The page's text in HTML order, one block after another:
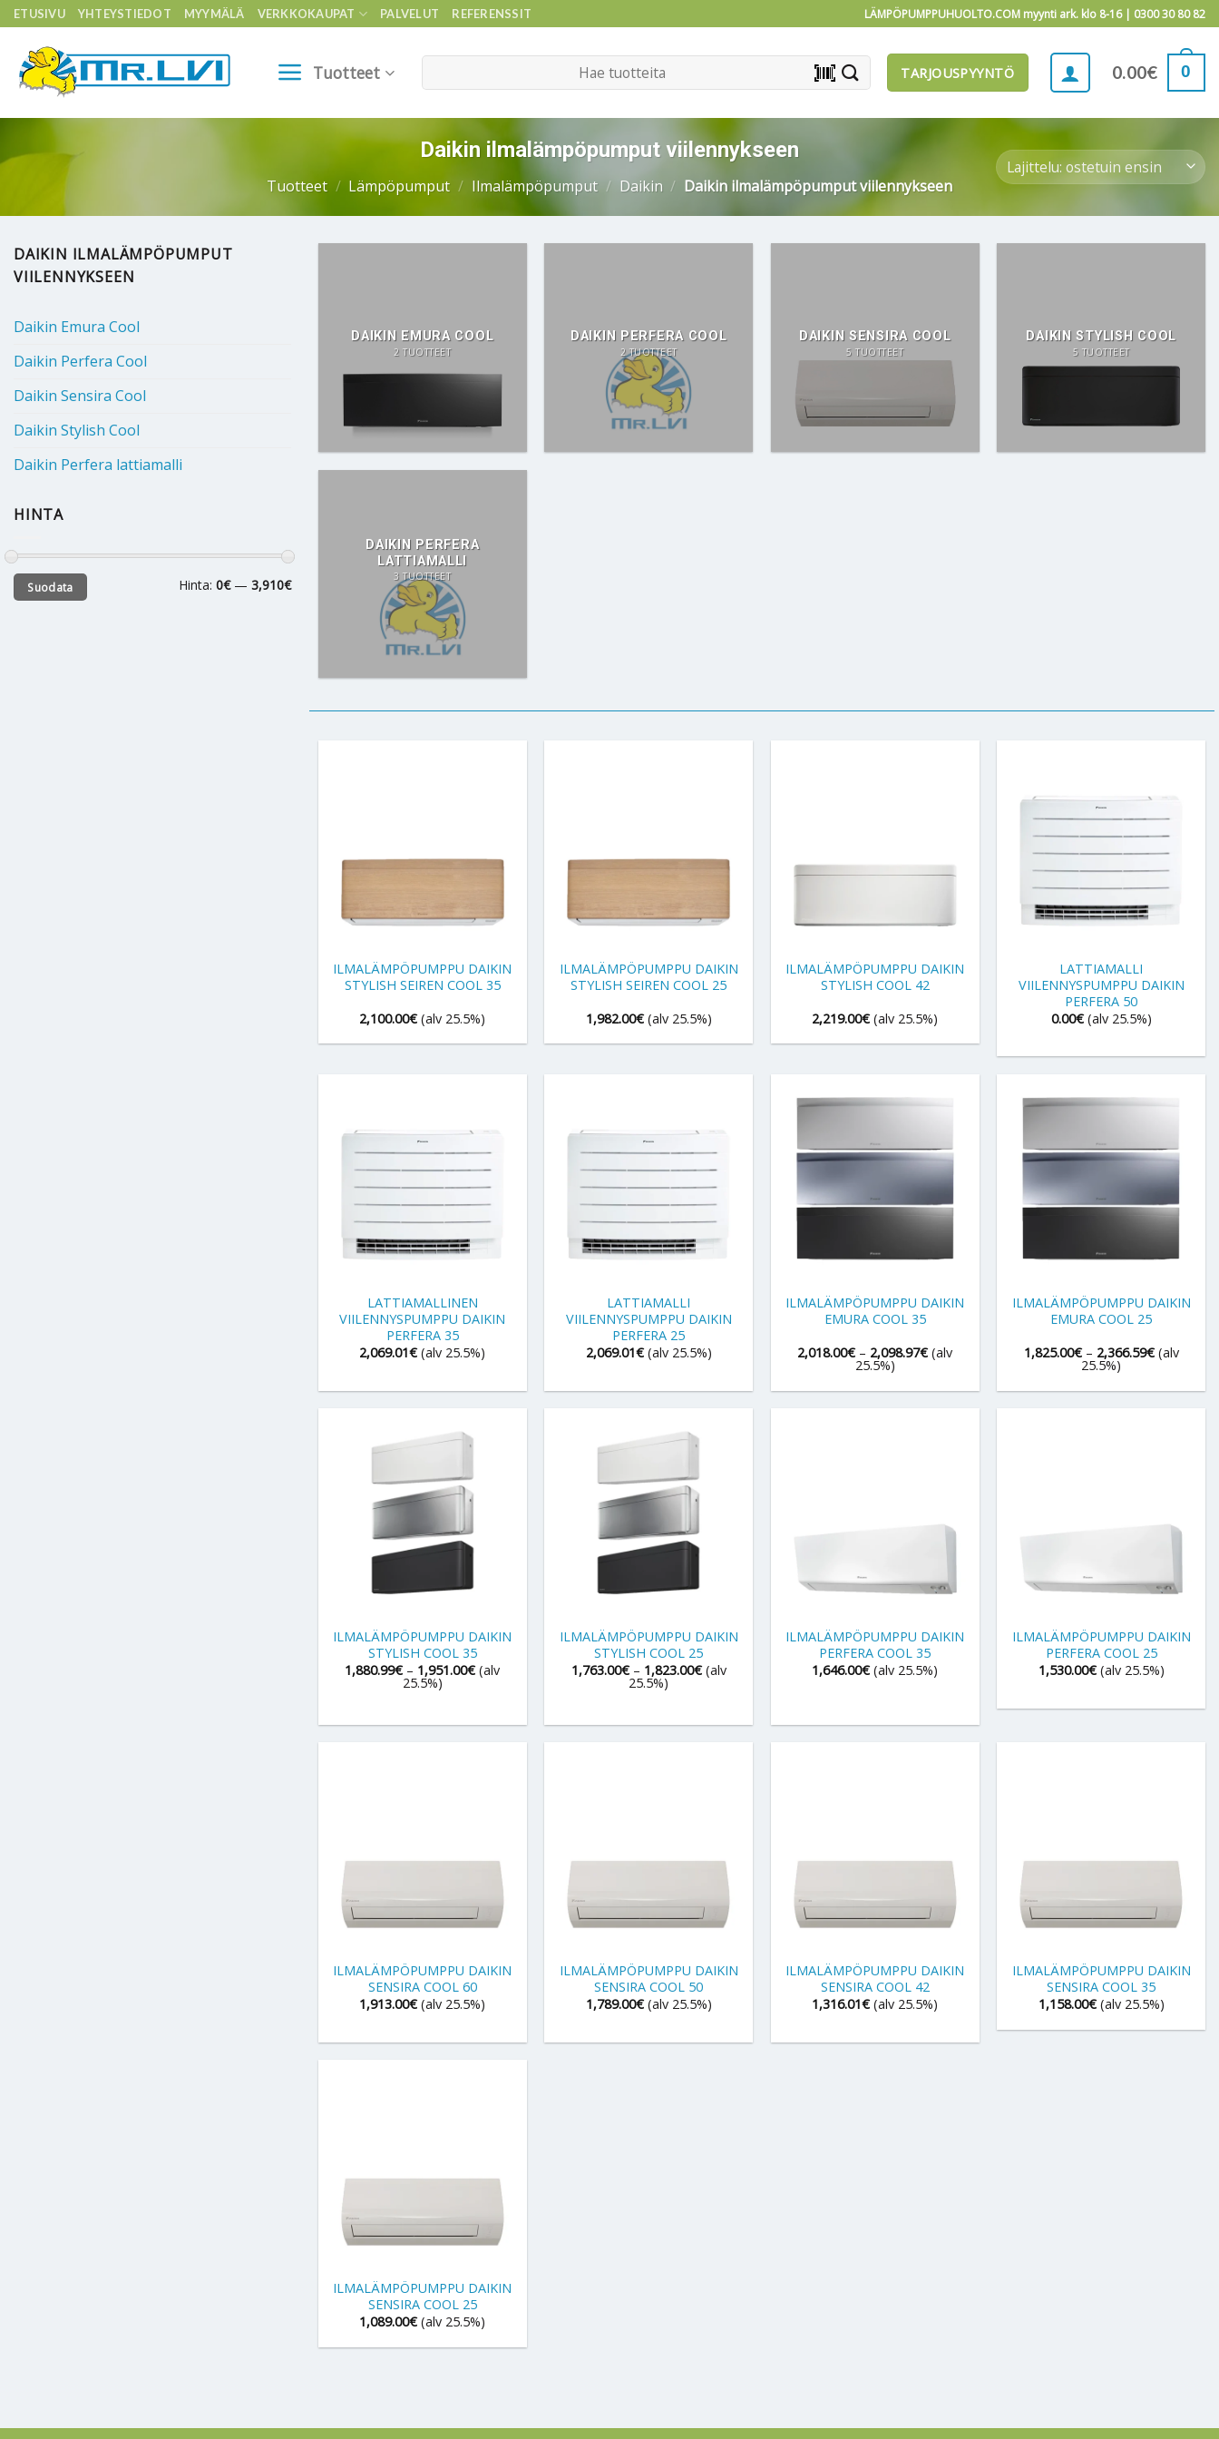
Skip
to
content
ETUSIVU YHTEYSTIEDOT MYYMÄLÄ VERKKOKAUPAT PALVELUT REFERENSSIT LÄMPÖPUMPPUHUOLTO.COM myynti ark. klo 8-16 | 0300 30 80 82
Tuotteet barcode_scanner TARJOUSPYYNTÖ 0.00€ 0
Daikin ilmalämpöpumput viilennykseen
Tuotteet / Lämpöpumput / Ilmalämpöpumput / Daikin / Daikin ilmalämpöpumput viilennykseen
DAIKIN ILMALÄMPÖPUMPUT
VIILENNYKSEEN
Daikin Emura Cool
Daikin Perfera Cool
Daikin Sensira Cool
Daikin Stylish Cool
Daikin Perfera lattiamalli
HINTA
Minimihinta
Maksimihinta
Suodata Hinta: 0€— 3,910€
DAIKIN EMURA COOL
2 TUOTTEET
DAIKIN PERFERA COOL
2 TUOTTEET
DAIKIN SENSIRA COOL
5 TUOTTEET
DAIKIN STYLISH COOL
5 TUOTTEET
DAIKIN PERFERA
LATTIAMALLI
3 TUOTTEET
ILMALÄMPÖPUMPPU DAIKIN
STYLISH SEIREN COOL 35
2,100.00€ (alv 25.5%)
ILMALÄMPÖPUMPPU DAIKIN
STYLISH SEIREN COOL 25
1,982.00€ (alv 25.5%)
ILMALÄMPÖPUMPPU DAIKIN
STYLISH COOL 42
2,219.00€ (alv 25.5%)
LATTIAMALLI
VIILENNYSPUMPPU DAIKIN
PERFERA 50
0.00€ (alv 25.5%)
LATTIAMALLINEN
VIILENNYSPUMPPU DAIKIN
PERFERA 35
2,069.01€ (alv 25.5%)
LATTIAMALLI
VIILENNYSPUMPPU DAIKIN
PERFERA 25
2,069.01€ (alv 25.5%)
ILMALÄMPÖPUMPPU DAIKIN
EMURA COOL 35
2,018.00€ – 2,098.97€Hintaluokka:
2,018.00€
2,098.97€
(alv
25.5%)
ILMALÄMPÖPUMPPU DAIKIN
EMURA COOL 25
1,825.00€ – 2,366.59€
1,825.00€
2,366.59€
(alv
25.5%)
ILMALÄMPÖPUMPPU DAIKIN
STYLISH COOL 35
1,880.99€ – 1,951.00€Hintaluokka:
1,880.99€
(alv
25.5%)
ILMALÄMPÖPUMPPU DAIKIN
STYLISH COOL 25
1,763.00€ – 1,823.00€Hintaluokka:
1,763.00€
(alv
25.5%)
ILMALÄMPÖPUMPPU DAIKIN
PERFERA COOL 35
1,646.00€ (alv 25.5%)
ILMALÄMPÖPUMPPU DAIKIN
PERFERA COOL 25
1,530.00€ (alv 25.5%)
ILMALÄMPÖPUMPPU DAIKIN
SENSIRA COOL 60
1,913.00€ (alv 25.5%)
ILMALÄMPÖPUMPPU DAIKIN
SENSIRA COOL 50
1,789.00€ (alv 25.5%)
ILMALÄMPÖPUMPPU DAIKIN
SENSIRA COOL 42
1,316.01€ (alv 25.5%)
ILMALÄMPÖPUMPPU DAIKIN
SENSIRA COOL 35
1,158.00€ (alv 25.5%)
ILMALÄMPÖPUMPPU DAIKIN
SENSIRA COOL 25
1,089.00€ (alv 25.5%)